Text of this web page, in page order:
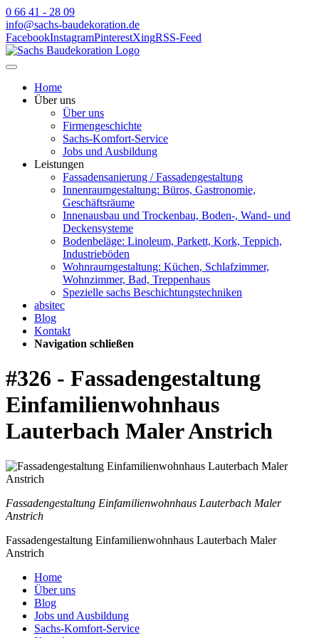
0 66 41 - 28 09
info@sachs-baudekoration.de
FacebookInstagramPinterestXingRSS-Feed
Home
Über uns
Über uns
Firmengeschichte
Sachs-Komfort-Service
Jobs und Ausbildung
Leistungen
Fassadensanierung / Fassadengestaltung
Innenraumgestaltung: Büros, Gastronomie,
Geschäftsräume
Innenausbau und Trockenbau, Boden-, Wand- und
Deckensysteme
Bodenbeläge: Linoleum, Parkett, Kork, Teppich,
Industrieböden
Wohnraumgestaltung: Küchen, Schlafzimmer,
Wohnzimmer, Bad, Treppenhaus
Spezielle sachs Beschichtungstechniken
absitec
Blog
Kontakt
Navigation schließen
#326 - Fassadengestaltung
Einfamilienwohnhaus
Lauterbach Maler Anstrich
Fassadengestaltung Einfamilienwohnhaus Lauterbach Maler
Anstrich
Fassadengestaltung Einfamilienwohnhaus Lauterbach Maler
Anstrich
Home
Über uns
Blog
Jobs und Ausbildung
Sachs-Komfort-Service